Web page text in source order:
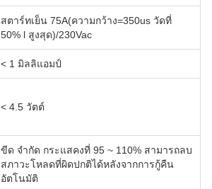
สตาร์ทเย็น 75A(ความกว้าง=350us วัดที่
50% l สูงสุด)/230Vac
< 1 มิลลิแอมป์
< 4.5 วัตต์
ขีด จำกัด กระแสคงที่ 95 ~ 110% สามารถลบ
สภาวะโหลดที่ผิดปกติได้หลังจากการกู้คืน
อัตโนมัติ